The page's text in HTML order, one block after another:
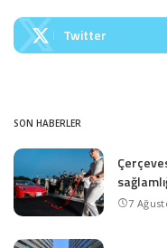
Twitter
SON HABERLER
7